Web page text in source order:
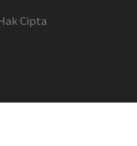
Cipta